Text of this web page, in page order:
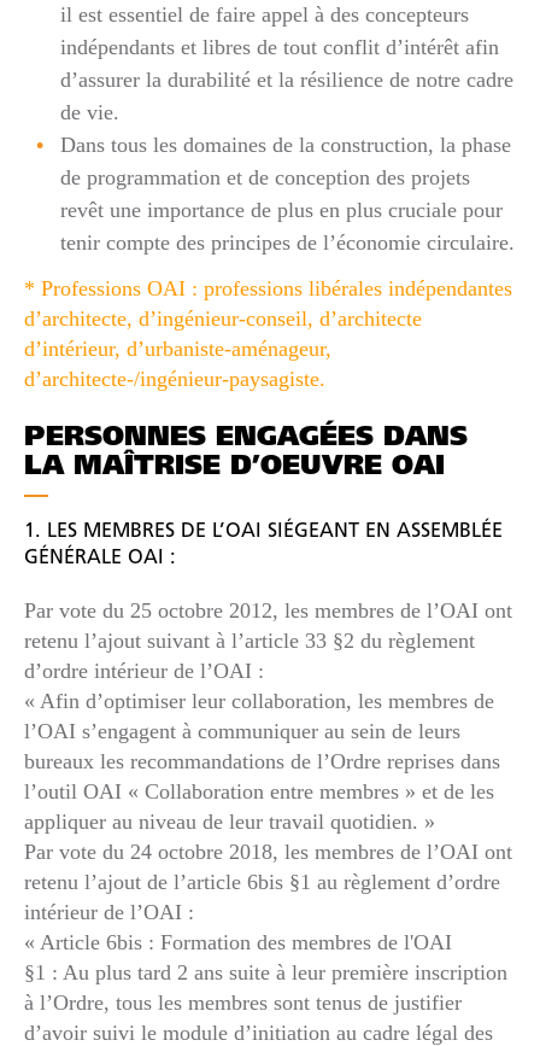
il est essentiel de faire appel à des concepteurs
indépendants et libres de tout conflit d’intérêt afin
d’assurer la durabilité et la résilience de notre cadre
de vie.
Dans tous les domaines de la construction, la phase
de programmation et de conception des projets
revêt une importance de plus en plus cruciale pour
tenir compte des principes de l’économie circulaire.
* Professions OAI : professions libérales indépendantes
d’architecte, d’ingénieur-conseil, d’architecte
d’intérieur, d’urbaniste-aménageur,
d’architecte-/ingénieur-paysagiste.
PERSONNES ENGAGÉES DANS
LA MAÎTRISE D’OEUVRE OAI
1. LES MEMBRES DE L’OAI SIÉGEANT EN ASSEMBLÉE
GÉNÉRALE OAI :
Par vote du 25 octobre 2012, les membres de l’OAI ont
retenu l’ajout suivant à l’article 33 §2 du règlement
d’ordre intérieur de l’OAI :
« Afin d’optimiser leur collaboration, les membres de
l’OAI s’engagent à communiquer au sein de leurs
bureaux les recommandations de l’Ordre reprises dans
l’outil OAI « Collaboration entre membres » et de les
appliquer au niveau de leur travail quotidien. »
Par vote du 24 octobre 2018, les membres de l’OAI ont
retenu l’ajout de l’article 6bis §1 au règlement d’ordre
intérieur de l’OAI :
« Article 6bis : Formation des membres de l'OAI
§1 : Au plus tard 2 ans suite à leur première inscription
à l’Ordre, tous les membres sont tenus de justifier
d’avoir suivi le module d’initiation au cadre légal des